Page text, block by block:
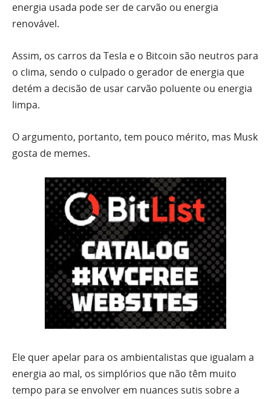
energia usada pode ser de carvão ou energia
renovável.
Assim, os carros da Tesla e o Bitcoin são neutros para
o clima, sendo o culpado o gerador de energia que
detém a decisão de usar carvão poluente ou energia
limpa.
O argumento, portanto, tem pouco mérito, mas Musk
gosta de memes.
Ele quer apelar para os ambientalistas que igualam a
energia ao mal, os simplórios que não têm muito
tempo para se envolver em nuances sutis sobre a